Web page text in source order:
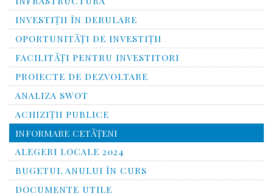
INVESTIŢII ÎN DERULARE
OPORTUNITĂŢI DE INVESTIŢII
FACILITĂŢI PENTRU INVESTITORI
PROIECTE DE DEZVOLTARE
ANALIZA SWOT
ACHIZIȚII PUBLICE
INFORMARE CETĂŢENI
ALEGERI LOCALE 2024
BUGETUL ANULUI ÎN CURS
DOCUMENTE UTILE